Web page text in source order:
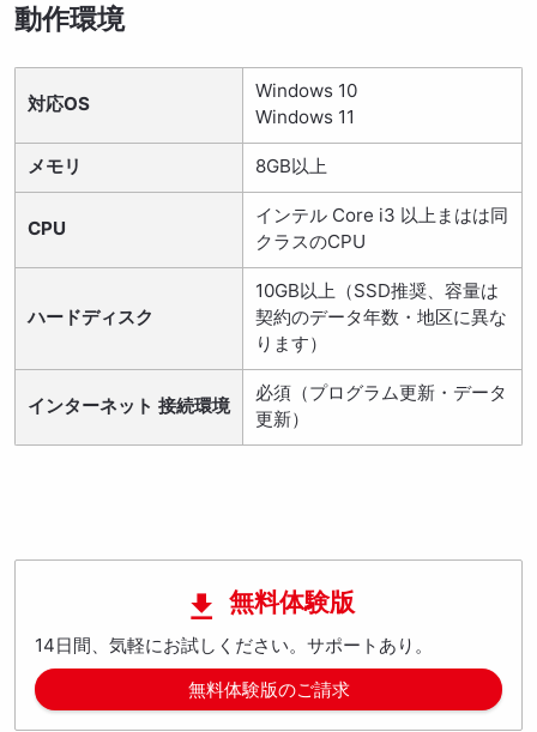
動作環境
対応OS
Windows 10
Windows 11
メモリ 8GB以上
CPU
インテル Core i3 以上まはは同
クラスのCPU
ハードディスク
10GB以上（SSD推奨、容量は
契約のデータ年数・地区に異な
ります）
インターネット 接続環境
必須（プログラム更新・データ
更新）
 無料体験版
14日間、気軽にお試しください。サポートあり。
無料体験版のご請求